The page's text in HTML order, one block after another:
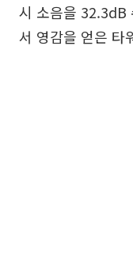
시 소음을 32.3dB
서 영감을 얻은 타